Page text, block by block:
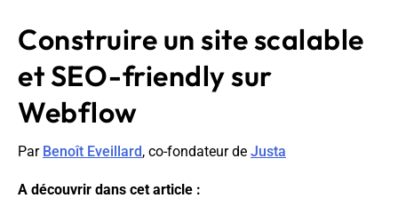
Construire un site scalable
et SEO-friendly sur
Webflow
Par Benoît Eveillard, co-fondateur de Justa
A découvrir dans cet article :